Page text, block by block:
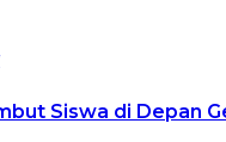
Siswa di Depan